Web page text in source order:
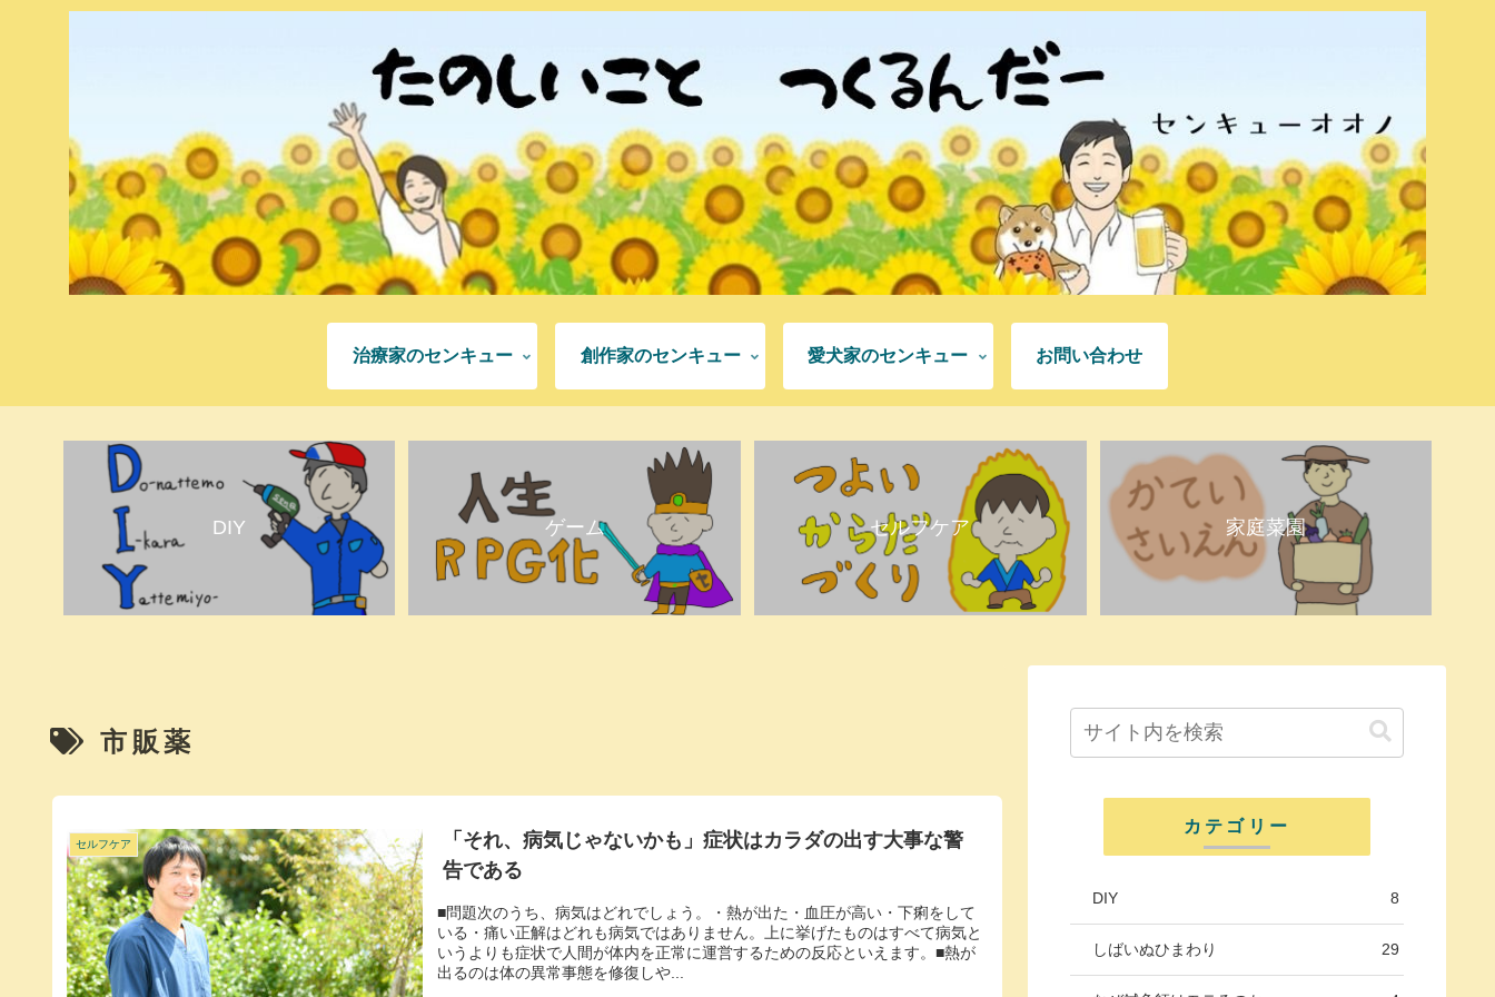
治療家のセンキュー 創作家のセンキュー 愛犬家のセンキュー お問い合わせ
DIY ゲーム セルフケア 家庭菜園
市販薬
セルフケア
「それ、病気じゃないかも」症状はカラダの出す大事な警
告である
■問題次のうち、病気はどれでしょう。・熱が出た・血圧が高い・下痢をして
いる・痛い正解はどれも病気ではありません。上に挙げたものはすべて病気と
いうよりも症状で人間が体内を正常に運営するための反応といえます。■熱が
出るのは体の異常事態を修復しや...
カテゴリー
DIY 8
しばいぬひまわり 29